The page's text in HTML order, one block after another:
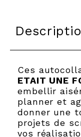
Ces
ETAIT UNE
embellir
planner et
donner une
projets de
vos